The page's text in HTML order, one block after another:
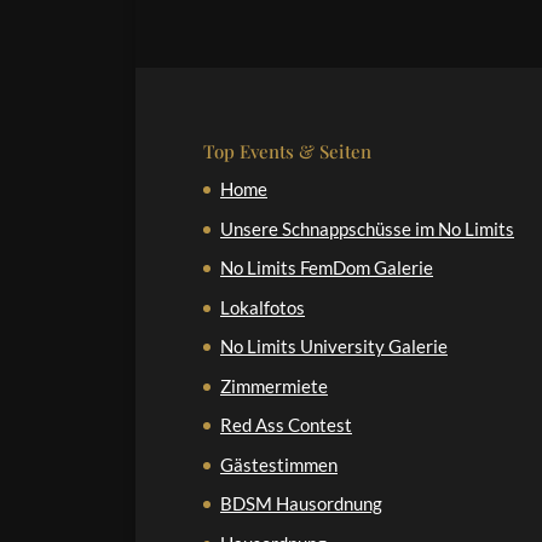
Top Events & Seiten
Home
Unsere Schnappschüsse im No Limits
No Limits FemDom Galerie
Lokalfotos
No Limits University Galerie
Zimmermiete
Red Ass Contest
Gästestimmen
BDSM Hausordnung